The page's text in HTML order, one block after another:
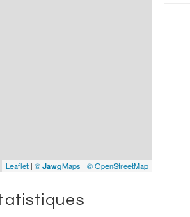
Leaflet |©JawgMaps |© OpenStreetMap